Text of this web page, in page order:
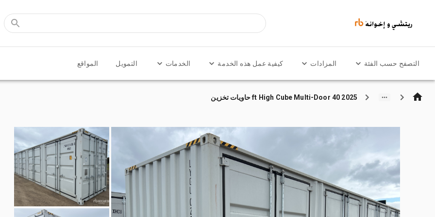
التصفح حسب الفئة المزادات كيفية عمل هذه الخدمة الخدمات التمويل المواقع
2025 40 ft High Cube Multi-Door حاويات تخزين